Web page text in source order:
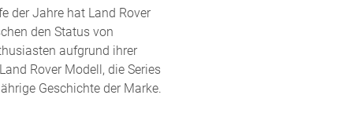
der Jahre hat Land Rover
den Status von
aufgrund ihrer
Rover Modell, die Series
Geschichte der Marke.